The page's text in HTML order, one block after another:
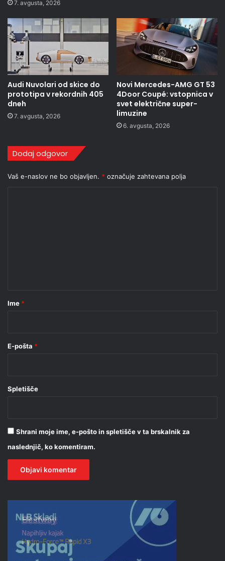
7. avgusta, 2026
Audi Nuvolari od skice do
prototipa v rekordnih 405
dneh
7. avgusta, 2026
Novi Mercedes-AMG GT 53
4Door Coupé: vstopnica v
svet električne super-
limuzine
6. avgusta, 2026
Dodaj odgovor
Vaš e-naslov ne bo objavljen. * označuje zahtevana polja
rIme *
E-pošta *
Spletišče
Shrani moje ime, e-pošto in spletišče v ta brskalnik za
naslednjič, ko komentiram.